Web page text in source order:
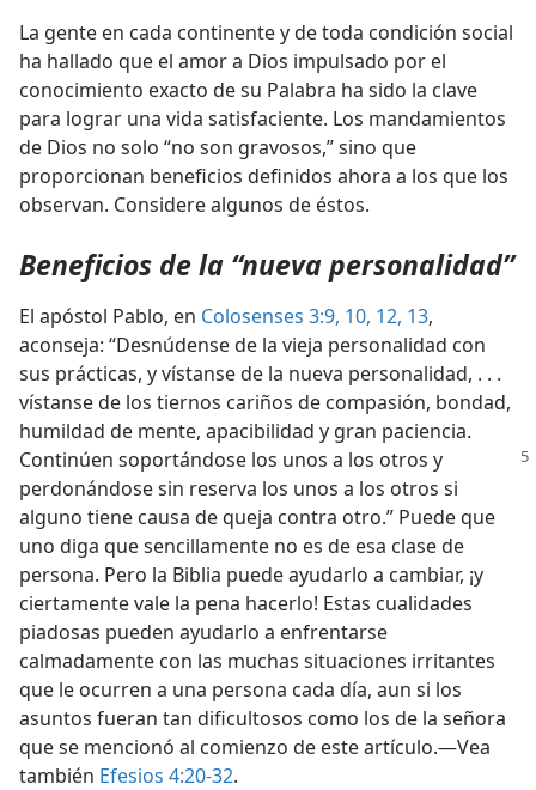
La gente en cada continente y de toda condición social
ha hallado que el amor a Dios impulsado por el
conocimiento exacto de su Palabra ha sido la clave
para lograr una vida satisfaciente. Los mandamientos
de Dios no solo “no son gravosos,” sino que
proporcionan beneficios definidos ahora a los que los
observan. Considere algunos de éstos.
Beneficios de la “nueva personalidad”
El apóstol Pablo, en Colosenses 3:9, 10, 12, 13,
aconseja: “Desnúdense de la vieja personalidad con
sus prácticas, y vístanse de la nueva personalidad, . . .
vístanse de los tiernos cariños de compasión, bondad,
humildad de mente, apacibilidad y gran paciencia.
Continúen soportándose los unos a los otros y
perdonándose sin reserva los unos a los otros si
alguno tiene causa de queja contra otro.” Puede que
uno diga que sencillamente no es de esa clase de
persona. Pero la Biblia puede ayudarlo a cambiar, ¡y
ciertamente vale la pena hacerlo! Estas cualidades
piadosas pueden ayudarlo a enfrentarse
calmadamente con las muchas situaciones irritantes
que le ocurren a una persona cada día, aun si los
asuntos fueran tan dificultosos como los de la señora
que se mencionó al comienzo de este artículo.—Vea
también Efesios 4:20-32.